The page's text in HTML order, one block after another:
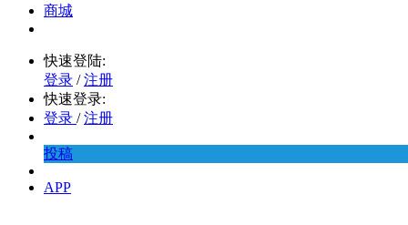
商城
快速登陆:
登录 / 注册
快速登录:
登录 / 注册
投稿
APP